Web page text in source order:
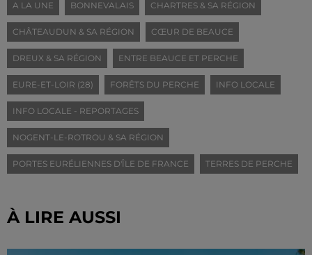
A LA UNE BONNEVALAIS CHARTRES & SA RÉGION
CHÂTEAUDUN & SA RÉGION CŒUR DE BEAUCE
DREUX & SA RÉGION ENTRE BEAUCE ET PERCHE
EURE-ET-LOIR (28) FORÊTS DU PERCHE INFO LOCALE
INFO LOCALE - REPORTAGES
NOGENT-LE-ROTROU & SA RÉGION
PORTES EURÉLIENNES D'ÎLE DE FRANCE TERRES DE PERCHE
À LIRE AUSSI